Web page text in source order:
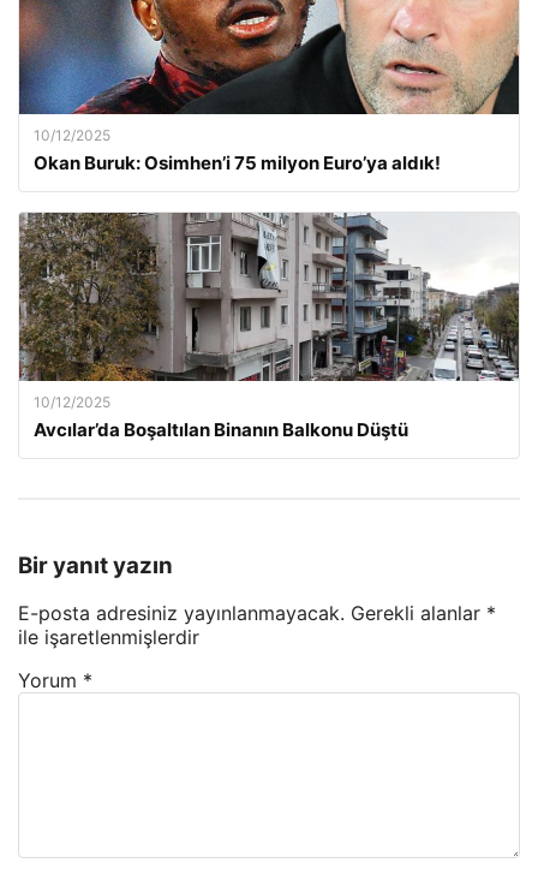
10/12/2025
Okan Buruk: Osimhen’i 75 milyon Euro’ya aldık!
10/12/2025
Avcılar’da Boşaltılan Binanın Balkonu Düştü
Bir yanıt yazın
E-posta adresiniz yayınlanmayacak. Gerekli alanlar *
ile işaretlenmişlerdir
Yorum *